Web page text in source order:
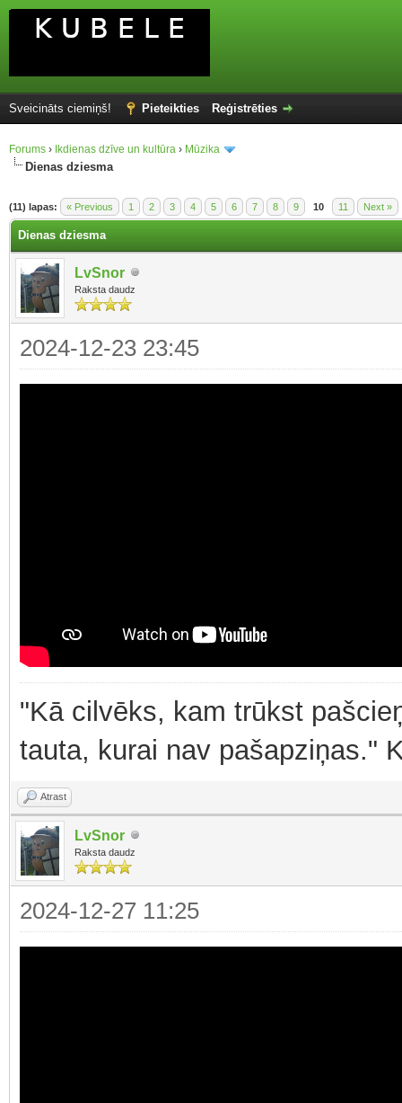
Sveicināts ciemiņš! Pieteikties Reģistrēties
Forums › Ikdienas dzīve un kultūra › Mūzika
Dienas dziesma
(11) lapas: « Previous 1 2 3 4 5 6 7 8 9 10 11 Next »
Dienas dziesma
LvSnor
Raksta daudz
2024-12-23 23:45
"Kā cilvēks, kam trūkst
tauta, kurai nav pašapziņas."
Atrast
LvSnor
Raksta daudz
2024-12-27 11:25